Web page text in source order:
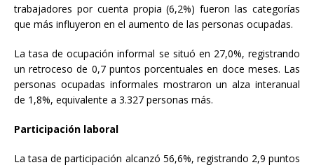
trabajadores por cuenta propia (6,2%) fueron las categorías
que más influyeron en el aumento de las personas ocupadas.
La tasa de ocupación informal se situó en 27,0%, registrando
un retroceso de 0,7 puntos porcentuales en doce meses. Las
personas ocupadas informales mostraron un alza interanual
de 1,8%, equivalente a 3.327 personas más.
Participación laboral
La tasa de participación alcanzó 56,6%, registrando 2,9 puntos